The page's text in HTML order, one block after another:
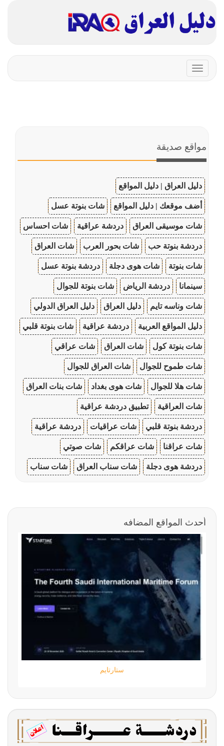
Toggle
navigation
مواقع صديقة
دليل العراق | دليل المواقع
أضف موقعك | دليل المواقع شات بنوتة عسل
شات موسيقى العراق دردشة عراقية شات احساس
دردشة بنوتة حب شات بحور العرب شات العراق
شات بنوتة شات هوى دجلة دردشة بنوتة عسل
سينمانا دردشة الرياض شات بنوتة للجوال
شات وناسه تايم دليل العراق دليل العراق الدولي
دليل المواقع العربية دردشة عراقية شات بنوتة قلبي
شات بنوتة كول شات العراق شات عراقي
شات طموح للجوال شات العراق للجوال
شات هلا للجوال شات هوى بغداد شات بنات العراق
شات العراقية تطبيق دردشة عراقية
دردشة بنوتة قلبي شات عراقيات دردشة عراقية
شات عراقنا شات عراقكم شات صوتي
دردشة هوى دجلة شات سناب العراق شات سناب
أحدث المواقع المضافه
ستارتايم